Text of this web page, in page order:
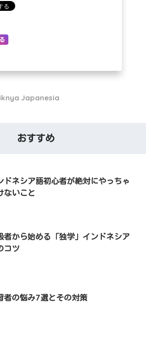
Japanesia
おすすめ
ドネシア語初心者が絶対にやっちゃ
ないこと
者から始める「独学」インドネシア
コツ
者の悩み7選とその対策